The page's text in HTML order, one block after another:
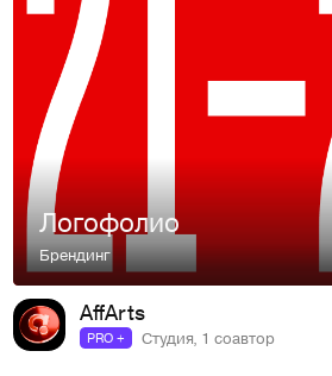
Логофолио
Брендинг
AffArts
PRO + Студия, 1 соавтор